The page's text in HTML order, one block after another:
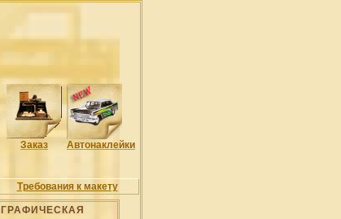
Заказ Автонаклейки
Требования к макету